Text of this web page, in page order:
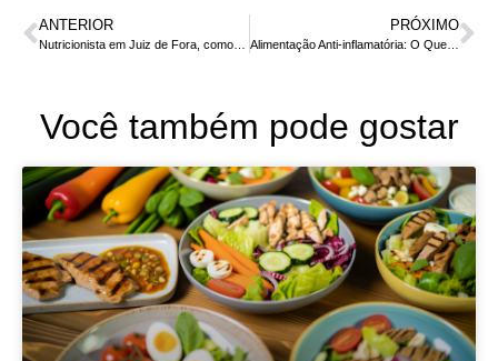
ANTERIOR PRÓXIMO
Alimentação Anti-inflamatória: O Que Comer Para Reduzir Inflamações no Corpo
Você também pode gostar